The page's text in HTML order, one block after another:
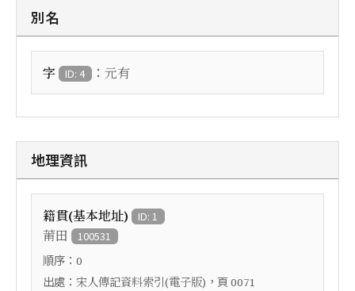
別名
字 ID: 4 ： 元有
地理資訊
籍貫(基本地址) ID: 1
莆田 100531
順序： 0
出處： 宋人傳記資料索引(電子版) ，頁 0071